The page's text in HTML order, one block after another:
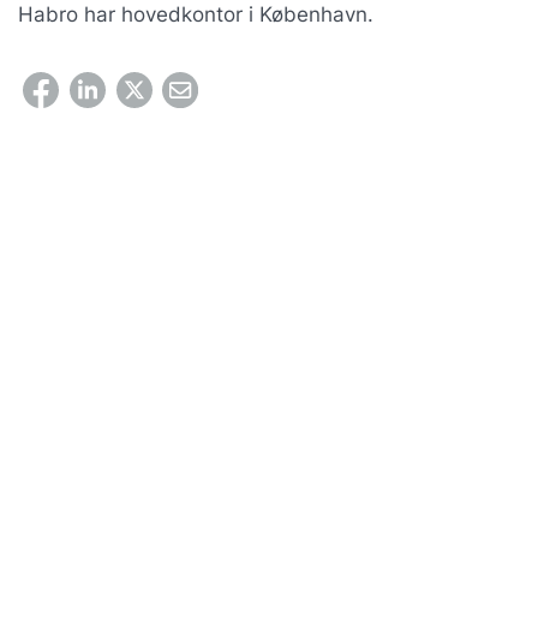
Habro har hovedkontor i København.